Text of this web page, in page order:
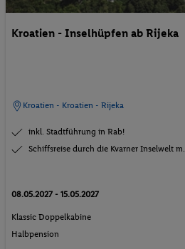
Kroatien - Inselhüpfen ab Rijeka
Kroatien - Kroatien - Rijeka
inkl. Stadtführung in Rab!
Schiffsreise durch die Kvarner Inselwelt m...
08.05.2027 - 15.05.2027
Klassic Doppelkabine
Halbpension